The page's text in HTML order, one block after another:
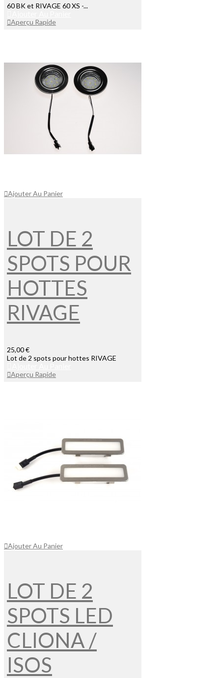
60 BK et RIVAGE 60 XS -...
Aperçu Rapide
Ajouter Au Panier
LOT DE 2
SPOTS POUR
HOTTES
RIVAGE
25,00 €
Lot de 2 spots pour hottes RIVAGE
Aperçu Rapide
Ajouter Au Panier
LOT DE 2
SPOTS LED
CLIONA /
ISOS